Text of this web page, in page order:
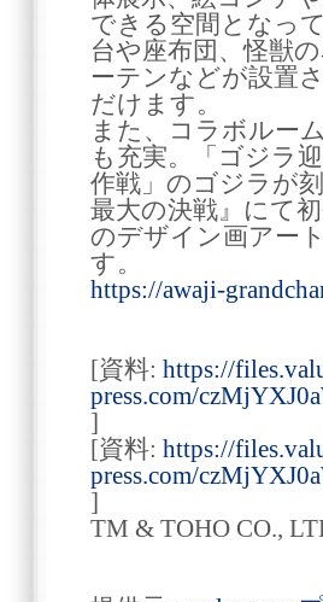
できる空間となっ
台や座布団、怪獣
ーテンなどが設置
だけます。
また、コラボルー
も充実。「ゴジラ
作戦」のゴジラが
最大の決戦』にて
のデザイン画アー
す。
https://awaji-
[資料: https://
press.com/
]
[資料: https://
press.com/
]
TM & TOHO CO.,